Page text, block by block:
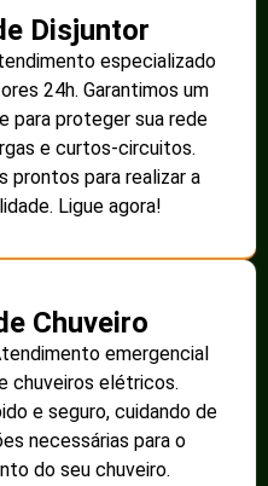
Disjuntor
especializado
24h. Garantimos um
para proteger sua rede
e curtos-circuitos.
prontos para realizar a
Ligue agora!
Chuveiro
emergencial
chuveiros elétricos.
e seguro, cuidando de
necessárias para o
do seu chuveiro.